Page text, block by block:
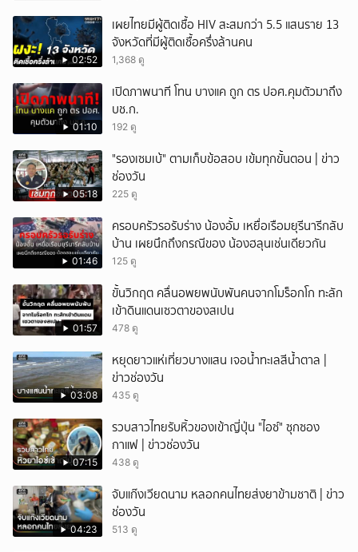
02:52
เผยไทยมีผู้ติดเชื้อ HIV สะสมกว่า 5.5 แสนราย 13
จังหวัดที่มีผู้ติดเชื้อครึ่งล้านคน
1,368 ดู
01:10
เปิดภาพนาที โทน บางแค ถูก ตร ปอศ.คุมตัวมาถึง
บช.ก.
192 ดู
05:18
"รองเซมเบ้" ตามเก็บข้อสอบ เข้มทุกขั้นตอน | ข่าว
ช่องวัน
225 ดู
01:46
ครอบครัวรอรับร่าง น้องอั้ม เหยื่อเรือมยุรีนารีกลับ
บ้าน เผยนึกถึงกรณีของ น้องฮลุนเช่นเดียวกัน
125 ดู
01:57
ขั้นวิกฤต คลื่นอพยพนับพันคนจากโมร็อกโก ทะลัก
เข้าดินแดนเซวตาของสเปน
478 ดู
03:08
หยุดยาวแห่เที่ยวบางแสน เจอน้ำทะเลสีน้ำตาล |
ข่าวช่องวัน
435 ดู
07:15
รวบสาวไทยรับหิ้วของเข้าญี่ปุ่น "ไอซ์" ซุกซอง
กาแฟ | ข่าวช่องวัน
438 ดู
04:23
จับแก๊งเวียดนาม หลอกคนไทยส่งยาข้ามชาติ | ข่าว
ช่องวัน
513 ดู